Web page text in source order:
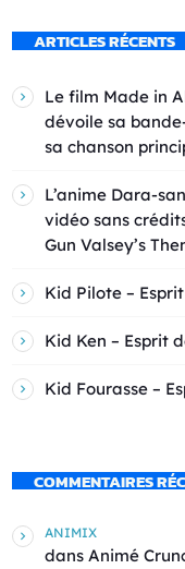
ARTICLES RÉCENTS
Le film Made in
dévoile sa
sa chanson
L’anime Dara-
vidéo sans
Gun Valsey’s
Kid Pilote –
Kid Ken – Esprit
Kid Fourasse –
COMMENTAIRES
ANIMIX
dans Animé